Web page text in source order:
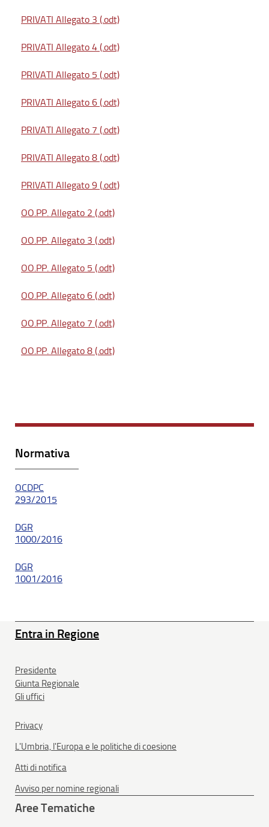
PRIVATI Allegato 3 (.odt)
PRIVATI Allegato 4 (.odt)
PRIVATI Allegato 5 (.odt)
PRIVATI Allegato 6 (.odt)
PRIVATI Allegato 7 (.odt)
PRIVATI Allegato 8 (.odt)
PRIVATI Allegato 9 (.odt)
OO.PP. Allegato 2 (.odt)
OO.PP. Allegato 3 (.odt)
OO.PP. Allegato 5 (.odt)
OO.PP. Allegato 6 (.odt)
OO.PP. Allegato 7 (.odt)
OO.PP. Allegato 8 (.odt)
Normativa
OCDPC
293/2015
DGR
1000/2016
DGR
1001/2016
Entra in Regione
Presidente
Giunta Regionale
Gli uffici
Privacy
L'Umbria, l'Europa e le politiche di coesione
Atti di notifica
Avviso per nomine regionali
Aree Tematiche